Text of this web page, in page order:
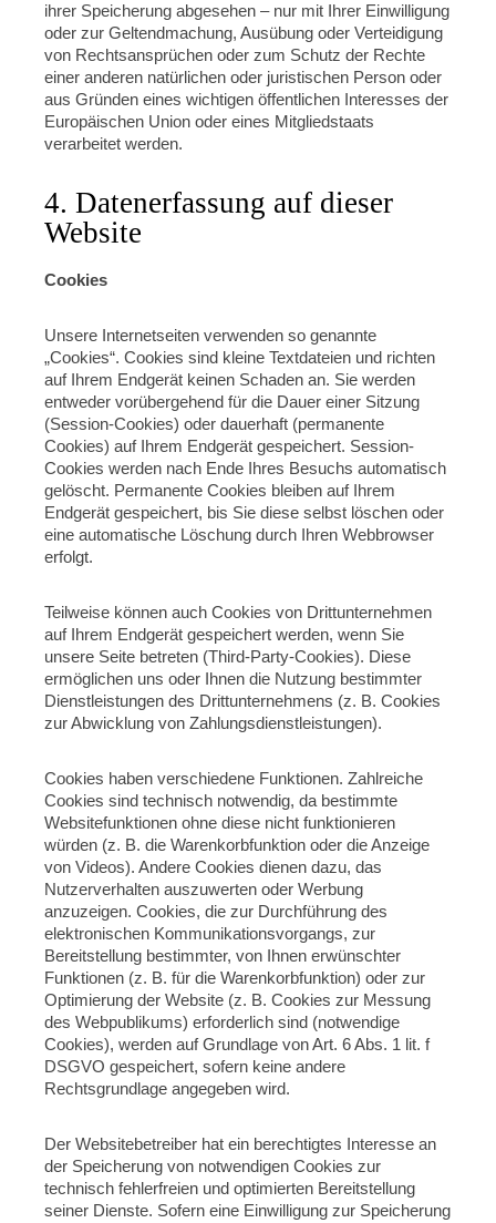
ihrer Speicherung abgesehen – nur mit Ihrer Einwilligung
oder zur Geltendmachung, Ausübung oder Verteidigung
von Rechtsansprüchen oder zum Schutz der Rechte
einer anderen natürlichen oder juristischen Person oder
aus Gründen eines wichtigen öffentlichen Interesses der
Europäischen Union oder eines Mitgliedstaats
verarbeitet werden.
4. Datenerfassung auf dieser
Website
Cookies
Unsere Internetseiten verwenden so genannte
„Cookies“. Cookies sind kleine Textdateien und richten
auf Ihrem Endgerät keinen Schaden an. Sie werden
entweder vorübergehend für die Dauer einer Sitzung
(Session-Cookies) oder dauerhaft (permanente
Cookies) auf Ihrem Endgerät gespeichert. Session-
Cookies werden nach Ende Ihres Besuchs automatisch
gelöscht. Permanente Cookies bleiben auf Ihrem
Endgerät gespeichert, bis Sie diese selbst löschen oder
eine automatische Löschung durch Ihren Webbrowser
erfolgt.
Teilweise können auch Cookies von Drittunternehmen
auf Ihrem Endgerät gespeichert werden, wenn Sie
unsere Seite betreten (Third-Party-Cookies). Diese
ermöglichen uns oder Ihnen die Nutzung bestimmter
Dienstleistungen des Drittunternehmens (z. B. Cookies
zur Abwicklung von Zahlungsdienstleistungen).
Cookies haben verschiedene Funktionen. Zahlreiche
Cookies sind technisch notwendig, da bestimmte
Websitefunktionen ohne diese nicht funktionieren
würden (z. B. die Warenkorbfunktion oder die Anzeige
von Videos). Andere Cookies dienen dazu, das
Nutzerverhalten auszuwerten oder Werbung
anzuzeigen. Cookies, die zur Durchführung des
elektronischen Kommunikationsvorgangs, zur
Bereitstellung bestimmter, von Ihnen erwünschter
Funktionen (z. B. für die Warenkorbfunktion) oder zur
Optimierung der Website (z. B. Cookies zur Messung
des Webpublikums) erforderlich sind (notwendige
Cookies), werden auf Grundlage von Art. 6 Abs. 1 lit. f
DSGVO gespeichert, sofern keine andere
Rechtsgrundlage angegeben wird.
Der Websitebetreiber hat ein berechtigtes Interesse an
der Speicherung von notwendigen Cookies zur
technisch fehlerfreien und optimierten Bereitstellung
seiner Dienste. Sofern eine Einwilligung zur Speicherung